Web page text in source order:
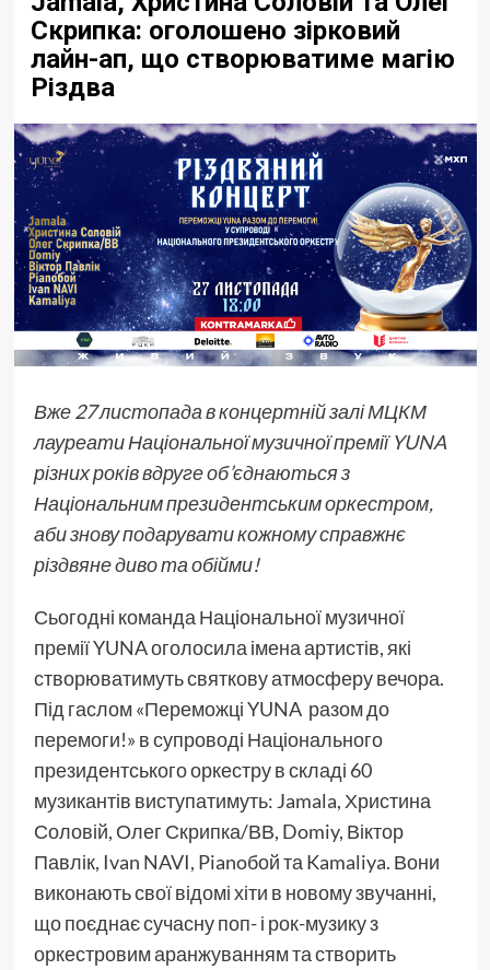
Скрипка: оголошено зірковий
лайн-ап, що створюватиме магію
Різдва
Вже 27 листопада в концертній залі МЦКМ
лауреати Національної музичної преміїYUNA
різних років вдруге об’єднаються з
Національним президентським оркестром,
аби знову подарувати кожному справжнє
різдвяне диво та обійми!
Сьогодні команда Національної музичної
премії YUNA оголосила імена артистів, які
створюватимуть святкову атмосферу вечора.
Під гаслом «Переможці YUNA разом до
перемоги!» в супроводі Національного
президентського оркестру в складі 60
музикантів виступатимуть: Jamala, Христина
Соловій, Олег Скрипка/ВВ, Domiy, Віктор
Павлік, Ivan NAVI, Pianoбой та Kamaliya. Вони
виконають свої відомі хіти в новому звучанні,
що поєднає сучасну поп- і рок-музику з
оркестровим аранжуванням та створить